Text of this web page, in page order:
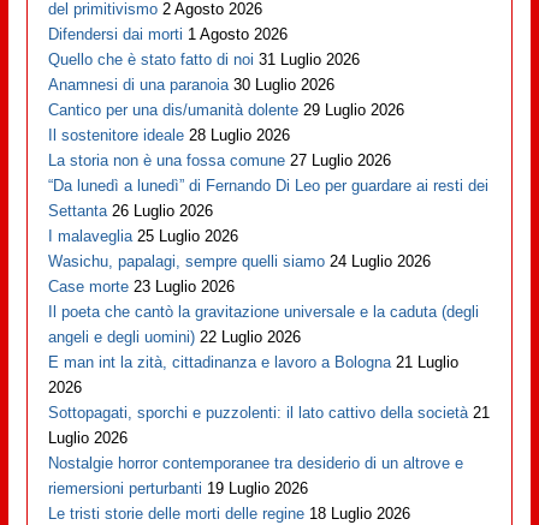
del primitivismo 2 Agosto 2026
Difendersi dai morti 1 Agosto 2026
Quello che è stato fatto di noi 31 Luglio 2026
Anamnesi di una paranoia 30 Luglio 2026
Cantico per una dis/umanità dolente 29 Luglio 2026
Il sostenitore ideale 28 Luglio 2026
La storia non è una fossa comune 27 Luglio 2026
“Da lunedì a lunedì” di Fernando Di Leo per guardare ai resti dei
Settanta 26 Luglio 2026
I malaveglia 25 Luglio 2026
Wasichu, papalagi, sempre quelli siamo 24 Luglio 2026
Case morte 23 Luglio 2026
Il poeta che cantò la gravitazione universale e la caduta (degli
angeli e degli uomini) 22 Luglio 2026
E man int la zità, cittadinanza e lavoro a Bologna 21 Luglio
2026
Sottopagati, sporchi e puzzolenti: il lato cattivo della società 21
Luglio 2026
Nostalgie horror contemporanee tra desiderio di un altrove e
riemersioni perturbanti 19 Luglio 2026
Le tristi storie delle morti delle regine 18 Luglio 2026